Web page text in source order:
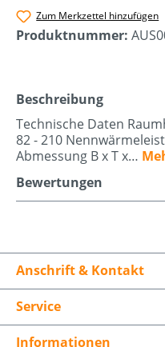
Zum Merkzettel hinzufügen
Produktnummer:
Beschreibung
Technische Daten
82 - 210
Abmessung B x T x…
Bewertungen
Anschrift & Kontakt
Service
Informationen